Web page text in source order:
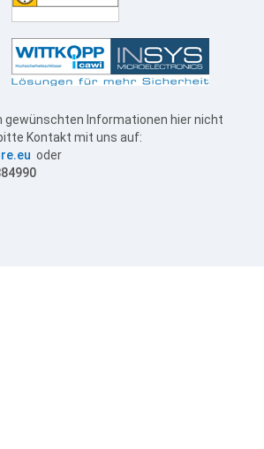
gewünschten Informationen hier nicht
Kontakt mit uns auf:
oder